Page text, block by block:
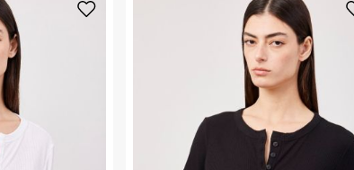
על גבי החבילה
באתר בלבד